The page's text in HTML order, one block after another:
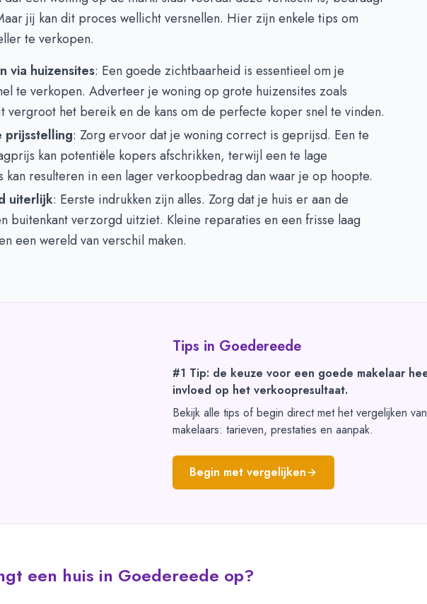
jij kan dit proces wellicht versnellen. Hier zijn enkele tips om
te verkopen.
via huizensites: Een goede zichtbaarheid is essentieel om je
te verkopen. Adverteer je woning op grote huizensites zoals
vergroot het bereik en de kans om de perfecte koper snel te vinden.
prijsstelling: Zorg ervoor dat je woning correct is geprijsd. Een te
kan potentiële kopers afschrikken, terwijl een te lage
kan resulteren in een lager verkoopbedrag dan waar je op hoopte.
uiterlijk: Eerste indrukken zijn alles. Zorg dat je huis er aan de
buitenkant verzorgd uitziet. Kleine reparaties en een frisse laag
een wereld van verschil maken.
Tips in Goedereede
#1 Tip: de keuze voor een goede makelaar
invloed op het verkoopresultaat.
Bekijk alle tips of begin direct met het vergelijken van
makelaars: tarieven, prestaties en aanpak.
Begin met vergelijken
een huis in Goedereede op?